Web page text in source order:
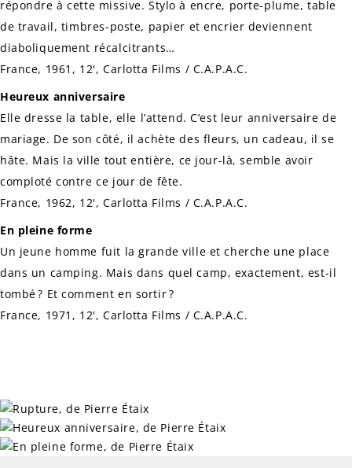
répondre à cette missive. Stylo à encre, porte-plume, table
de travail, timbres-poste, papier et encrier deviennent
diaboliquement récalcitrants…
France, 1961, 12', Carlotta Films / C.A.P.A.C.
Heureux anniversaire
Elle dresse la table, elle l’attend. C’est leur anniversaire de
mariage. De son côté, il achète des fleurs, un cadeau, il se
hâte. Mais la ville tout entière, ce jour-là, semble avoir
comploté contre ce jour de fête.
France, 1962, 12', Carlotta Films / C.A.P.A.C.
En pleine forme
Un jeune homme fuit la grande ville et cherche une place
dans un camping. Mais dans quel camp, exactement, est-il
tombé ? Et comment en sortir ?
France, 1971, 12', Carlotta Films / C.A.P.A.C.